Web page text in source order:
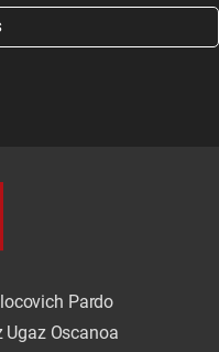
Pardo
Ugaz Oscanoa